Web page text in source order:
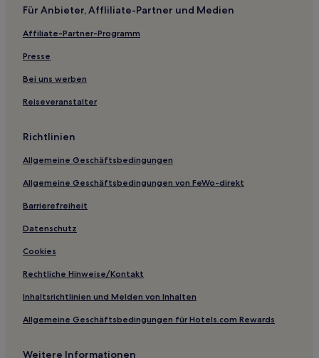
Business in Banbury
Luxus in Banbury
Haustierfreundliche in Swindon
Hotels mit inbegriffenem Frühstück in Swindon
Luxus in Swindon
Hotels mit inbegriffenem Frühstück in Cheltenham
Familien in Faringdon
Hotels nahe Bahnhof Radley
Oxfordshire: Hotels
Hotels nahe Jesus College
Cotswold District: Hotels
Turkdean Hotels
Broughton Hotels
Hotels nahe Island Farm Donkey Sanctuary
Für Anbieter, Affliliate-Partner und Medien
Affiliate-Partner-Programm
Presse
Bei uns werben
Reiseveranstalter
Richtlinien
Allgemeine Geschäftsbedingungen
Allgemeine Geschäftsbedingungen von FeWo-direkt
Barrierefreiheit
Datenschutz
Cookies
Rechtliche Hinweise/Kontakt
Inhaltsrichtlinien und Melden von Inhalten
Allgemeine Geschäftsbedingungen für Hotels.com Rewards
Weitere Informationen